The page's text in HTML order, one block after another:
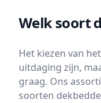
Welk soort
Het kiezen van
uitdaging zijn,
graag. Ons
soorten